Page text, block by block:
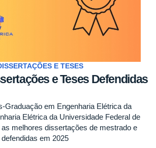
E TESES
e Teses Defendidas
Graduação em Engenharia Elétrica da
Elétrica da Universidade Federal de
melhores dissertações de mestrado e
em 2025